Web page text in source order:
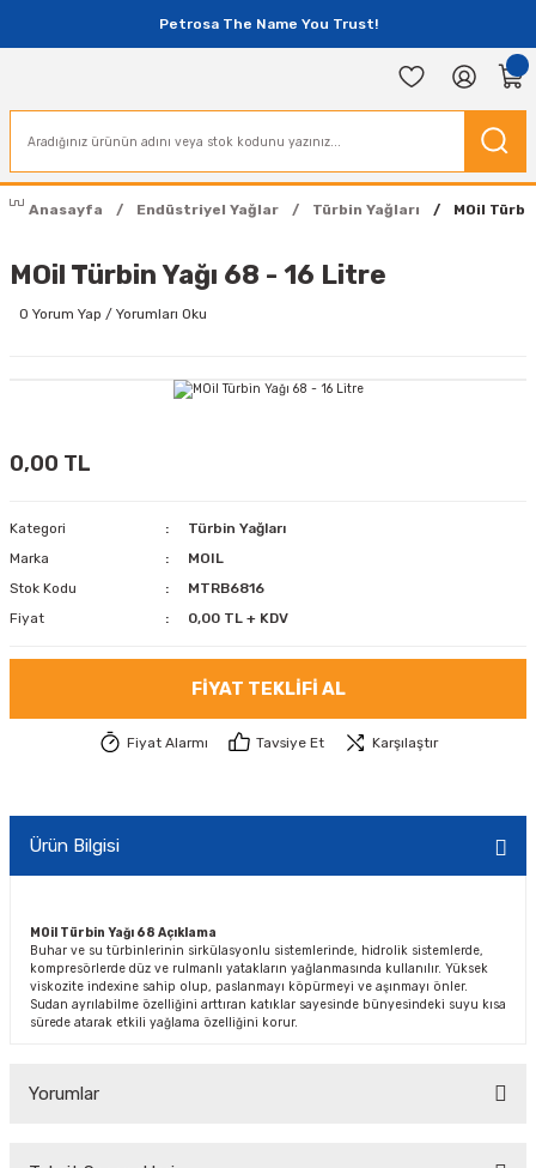
Petrosa The Name You Trust!
Anasayfa Endüstriyel Yağlar Türbin Yağları MOil
MOil Türbin Yağı 68 - 16 Litre
0 Yorum Yap / Yorumları Oku
0,00 TL
Kategori
Türbin Yağları
Marka
MOIL
Stok Kodu
MTRB6816
Fiyat
0,00 TL + KDV
FIYAT TEKLIFI AL
Fiyat Alarmı Tavsiye Et Karşılaştır
Ürün Bilgisi
MOil Türbin Yağı 68 Açıklama
Buhar ve su türbinlerinin sirkülasyonlu sistemlerinde, hidrolik sistemlerde,
kompresörlerde düz ve rulmanlı yatakların yağlanmasında kullanılır. Yüksek
viskozite indexine sahip olup, paslanmayı köpürmeyi ve aşınmayı önler.
Sudan ayrılabilme özelliğini arttıran katıklar sayesinde bünyesindeki suyu kısa
sürede atarak etkili yağlama özelliğini korur.
Yorumlar